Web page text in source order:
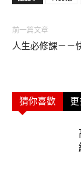
前一篇文章
人生必修課－－
猜你喜歡